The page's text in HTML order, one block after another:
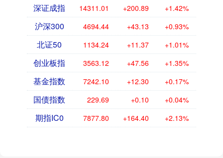
深证成指 14311.01 +200.89 +1.42%
沪深300 4694.44 +43.13 +0.93%
北证50 1134.24 +11.37 +1.01%
创业板指 3563.12 +47.56 +1.35%
基金指数 7242.10 +12.30 +0.17%
国债指数 229.69 +0.10 +0.04%
期指IC0 7877.80 +164.40 +2.13%